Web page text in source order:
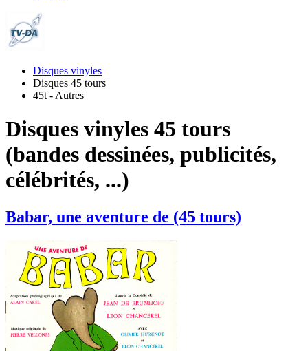
Disques vinyles
Disques 45 tours
45t - Autres
Disques vinyles 45 tours
(bandes dessinées, publicités,
célébrités, ...)
Babar, une aventure de (45 tours)